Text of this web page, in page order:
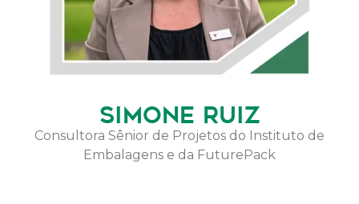
SIMONE RUIZ
Consultora Sênior de Projetos do Instituto de
Embalagens e da FuturePack